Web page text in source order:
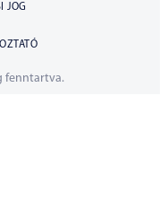
JOG
fenntartva.